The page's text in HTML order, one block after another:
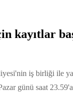
kayıtlar
iş birliği ile
günü saat